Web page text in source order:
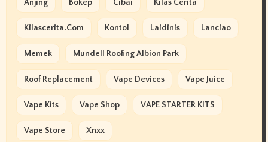
Anjing Bokep Cibai Kilas Cerita
Kilascerita.com Kontol Laidinis Lanciao
Memek Mundell Roofing Albion Park
Roof Replacement Vape Devices Vape Juice
Vape Kits Vape Shop VAPE STARTER KITS
Vape Store Xnxx